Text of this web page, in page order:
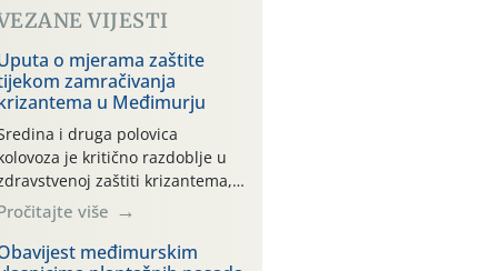
VIJESTI
o mjerama zaštite
zamračivanja
u Međimurju
i druga polovica
je kritično razdoblje u
zaštiti krizantema,
prije zamračivanja u proteklom
smo mjesecu tri puta upućivali
o preventivnim
više
međimurskim